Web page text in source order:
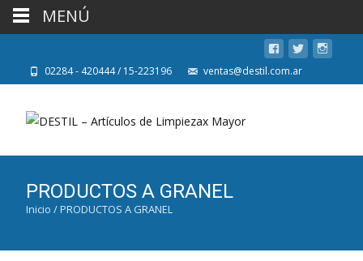
02284 - 420444 / 15-223196 ventas@destil.com.ar
PRODUCTOS A GRANEL
Inicio / PRODUCTOS A GRANEL
MENÚ